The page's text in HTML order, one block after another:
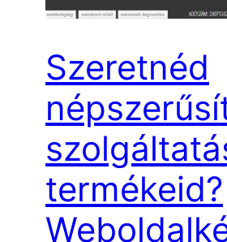
Szeretnéd
termékeid?